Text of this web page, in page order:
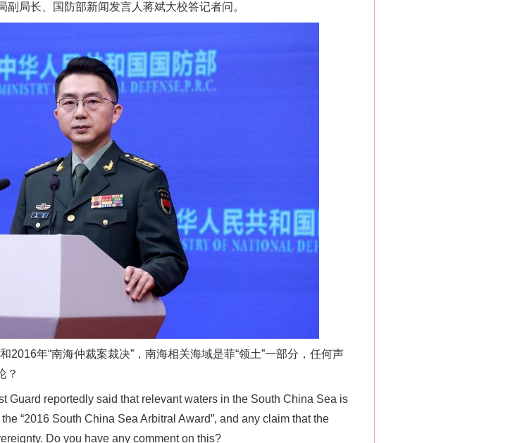
局长、国防部新闻发言人蒋斌大校答记者问。
年“南海仲裁案裁决”，南海相关海域是菲“领土”一部分，任何声
？
reportedly said that relevant waters in the South China Sea is
“2016 South China Sea Arbitral Award”, and any claim that the
Do you have any comment on this?
茶叶“炒上天”
“神药”背后的真相
有你温暖了四季 法官巧妙执行解纠纷